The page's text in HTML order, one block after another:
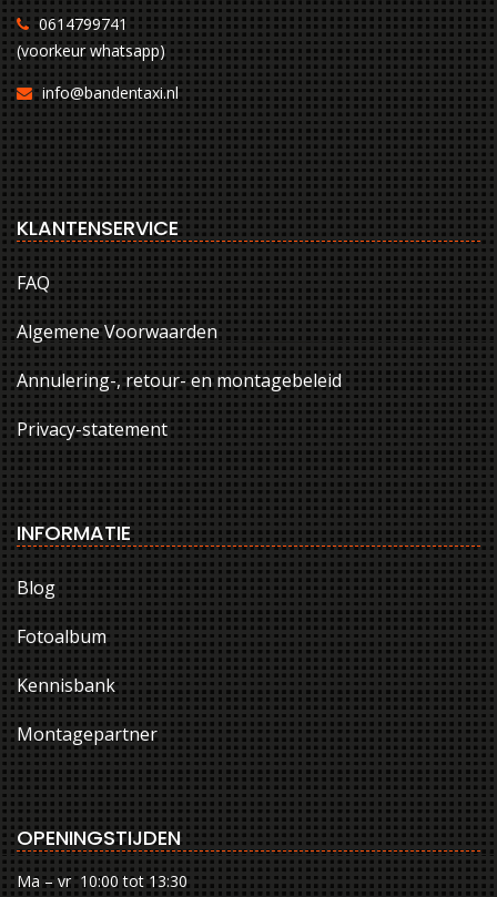
0614799741
(voorkeur whatsapp)
info@bandentaxi.nl
KLANTENSERVICE
FAQ
Algemene Voorwaarden
Annulering-, retour- en montagebeleid
Privacy-statement
INFORMATIE
Blog
Fotoalbum
Kennisbank
Montagepartner
OPENINGSTIJDEN
Ma – vr 10:00 tot 13:30